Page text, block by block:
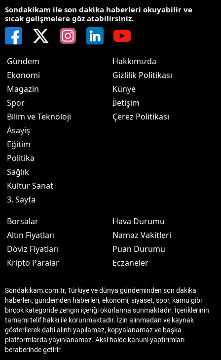
Sondakikam ile son dakika haberleri okuyabilir ve
sıcak gelişmelere göz atabilirsiniz.
Gündem
Ekonomi
Magazin
Spor
Bilim ve Teknoloji
Asayiş
Eğitim
Politika
Sağlık
Kültür Sanat
3. Sayfa
Hakkımızda
Gizlilik Politikası
Künye
İletişim
Çerez Politikası
Borsalar
Altın Fiyatları
Döviz Fiyatları
Kripto Paralar
Hava Durumu
Namaz Vakitleri
Puan Durumu
Eczaneler
Sondakikam.com.tr, Türkiye ve dünya gündeminden son dakika
haberleri, gündemden haberleri, ekonomi, siyaset, spor, kamu gibi
birçok kategoride zengin içeriği okurlarına sunmaktadır. İçeriklerinin
tamamı telif hakkı ile korunmaktadır. İzin alınmadan ve kaynak
gösterilerek dahi alıntı yapılamaz, kopyalanamaz ve başka
platformlarda yayınlanamaz. Aksi halde kanuni yaptırımları
beraberinde getirir.